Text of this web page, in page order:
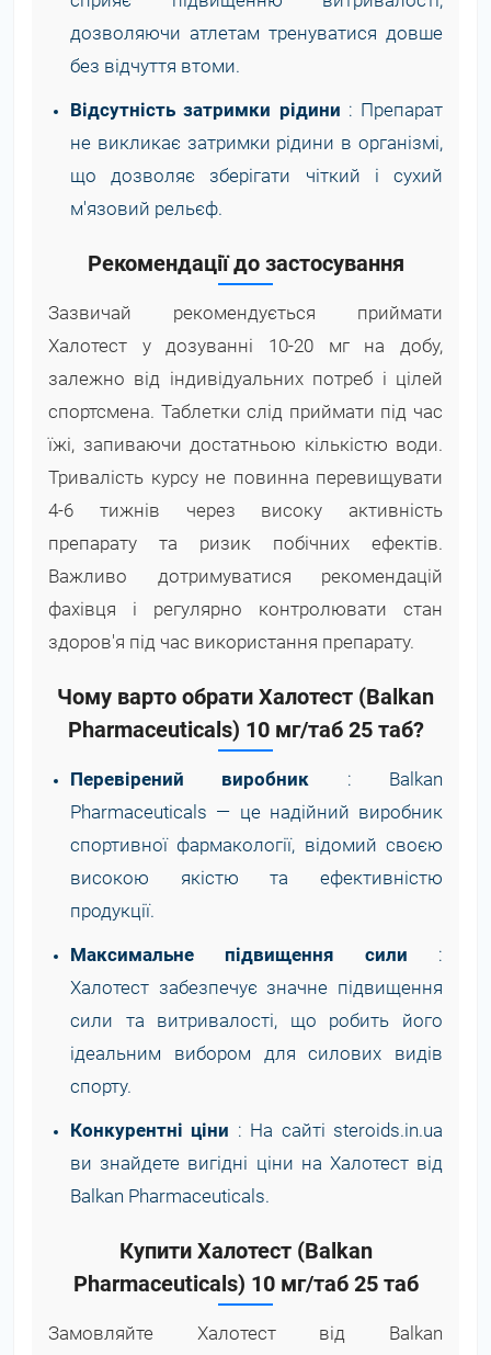
дозволяючи атлетам тренуватися довше
без відчуття втоми.
Відсутність затримки рідини : Препарат
не викликає затримки рідини в організмі,
що дозволяє зберігати чіткий і сухий
м'язовий рельєф.
Рекомендації до застосування
Зазвичай рекомендується приймати
Халотест у дозуванні 10-20 мг на добу,
залежно від індивідуальних потреб і цілей
спортсмена. Таблетки слід приймати під час
їжі, запиваючи достатньою кількістю води.
Тривалість курсу не повинна перевищувати
4-6 тижнів через високу активність
препарату та ризик побічних ефектів.
Важливо дотримуватися рекомендацій
фахівця і регулярно контролювати стан
здоров'я під час використання препарату.
Чому варто обрати Халотест (Balkan
Pharmaceuticals) 10 мг/таб 25 таб?
Перевірений виробник : Balkan
Pharmaceuticals — це надійний виробник
спортивної фармакології, відомий своєю
високою якістю та ефективністю
продукції.
Максимальне підвищення сили :
Халотест забезпечує значне підвищення
сили та витривалості, що робить його
ідеальним вибором для силових видів
спорту.
Конкурентні ціни : На сайті steroids.in.ua
ви знайдете вигідні ціни на Халотест від
Balkan Pharmaceuticals.
Купити Халотест (Balkan
Pharmaceuticals) 10 мг/таб 25 таб
Замовляйте Халотест від Balkan